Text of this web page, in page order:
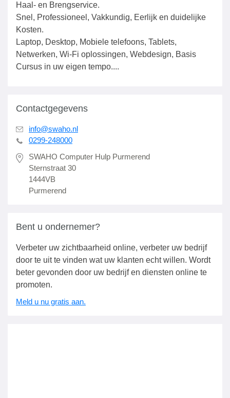
Haal- en Brengservice.
Snel, Professioneel, Vakkundig, Eerlijk en duidelijke
Kosten.
Laptop, Desktop, Mobiele telefoons, Tablets,
Netwerken, Wi-Fi oplossingen, Webdesign, Basis
Cursus in uw eigen tempo....
Contactgegevens
info@swaho.nl
0299-248000
SWAHO Computer Hulp Purmerend
Sternstraat 30
1444VB
Purmerend
Bent u ondernemer?
Verbeter uw zichtbaarheid online, verbeter uw bedrijf
door te uit te vinden wat uw klanten echt willen. Wordt
beter gevonden door uw bedrijf en diensten online te
promoten.
Meld u nu gratis aan.